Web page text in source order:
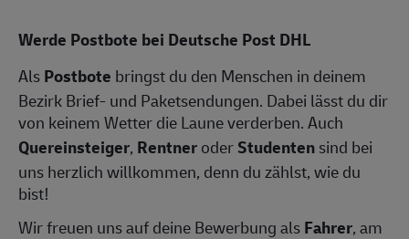
Werde Postbote bei Deutsche Post DHL
AlsPostbote bringst du den Menschen in deinem
Bezirk Brief- und Paketsendungen. Dabei lässt du dir
von keinem Wetter die Laune verderben. Auch
Quereinsteiger, RentneroderStudentensind bei
uns herzlich willkommen, denn du zählst, wie du
bist!
Wir freuen uns auf deine Bewerbung alsFahrer, am